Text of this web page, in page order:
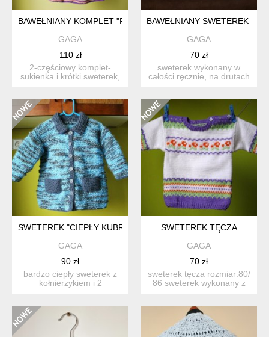
BAWEŁNIANY KOMPLET "FIOLETOWY"
GAGA
110 zł
2-częściowy komplet-
sukienka i krótki sweterek,
BAWEŁNIANY SWETEREK
GAGA
70 zł
sweterek wykonany w
całości ręcznie, na drutach
SWETEREK "CIEPŁY KUBRACZEK"
GAGA
90 zł
bardzo ciepły sweterek z
kołnierzykiem i 2
SWETEREK TĘCZA
GAGA
70 zł
sweterek tęcza rozmiar:80/
86 sweterek wykonany z